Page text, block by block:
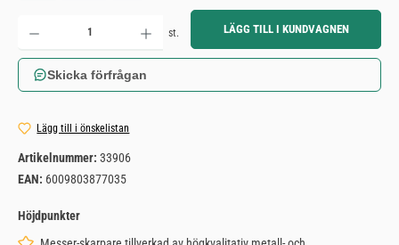
Produktkvantitet: Ange önskat belopp eller använd knapparna för att öka eller minska kvantiteten.
st. LÄGG TILL I KUNDVAGNEN
Skicka förfrågan
Lägg till i önskelistan
Artikelnummer: 33906
EAN: 6009803877035
Höjdpunkter